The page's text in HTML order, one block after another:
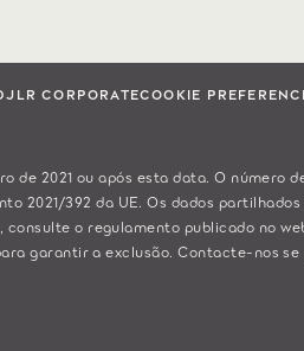
JLR CORPORATECOOKIE
de 2021 ou após esta data. O número
2021/392 da UE. Os dados
consulte o regulamento publicado no
garantir a exclusão.Contacte-nos se